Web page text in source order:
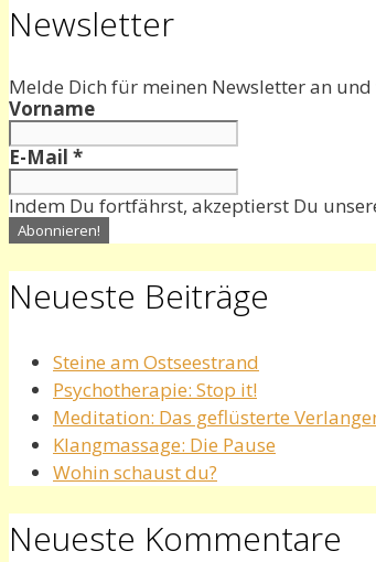
Newsletter
Melde Dich für meinen Newsletter an
Vorname
E-Mail *
Indem Du fortfährst, akzeptierst Du
Neueste Beiträge
Steine am Ostseestrand
Psychotherapie: Stop it!
Meditation: Das geflüsterte
Klangmassage: Die Pause
Wohin schaust du?
Neueste Kommentare